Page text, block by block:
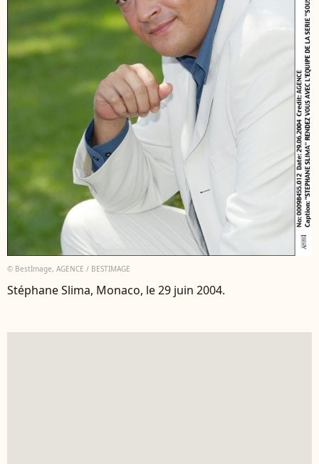
© BestImage, AGENCE / BESTIMAGE
Stéphane Slima, Monaco, le 29 juin 2004.